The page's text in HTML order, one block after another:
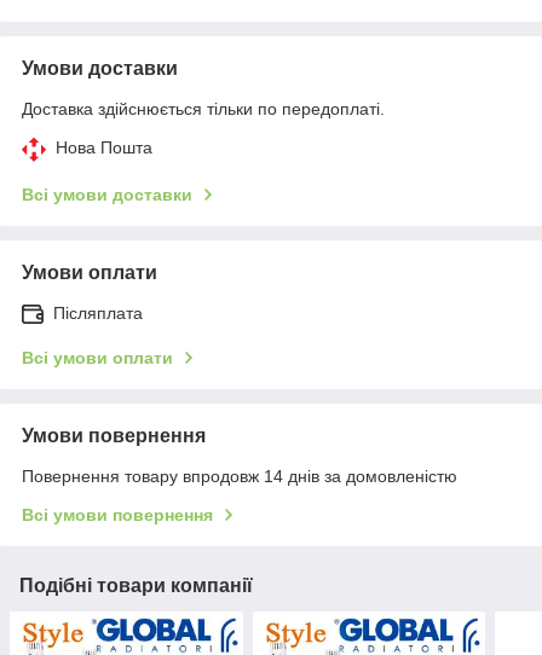
Умови доставки
Доставка здійснюється тільки по передоплаті.
Нова Пошта
Всі умови доставки
Умови оплати
Післяплата
Всі умови оплати
Умови повернення
Повернення товару впродовж 14 днів за домовленістю
Всі умови повернення
Подібні товари компанії